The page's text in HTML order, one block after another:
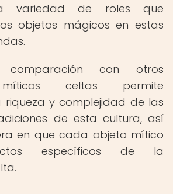
variedad de roles que
objetos mágicos en estas
con otros
celtas permite
y complejidad de las
de esta cultura, así
en que cada objeto mítico
específicos de la